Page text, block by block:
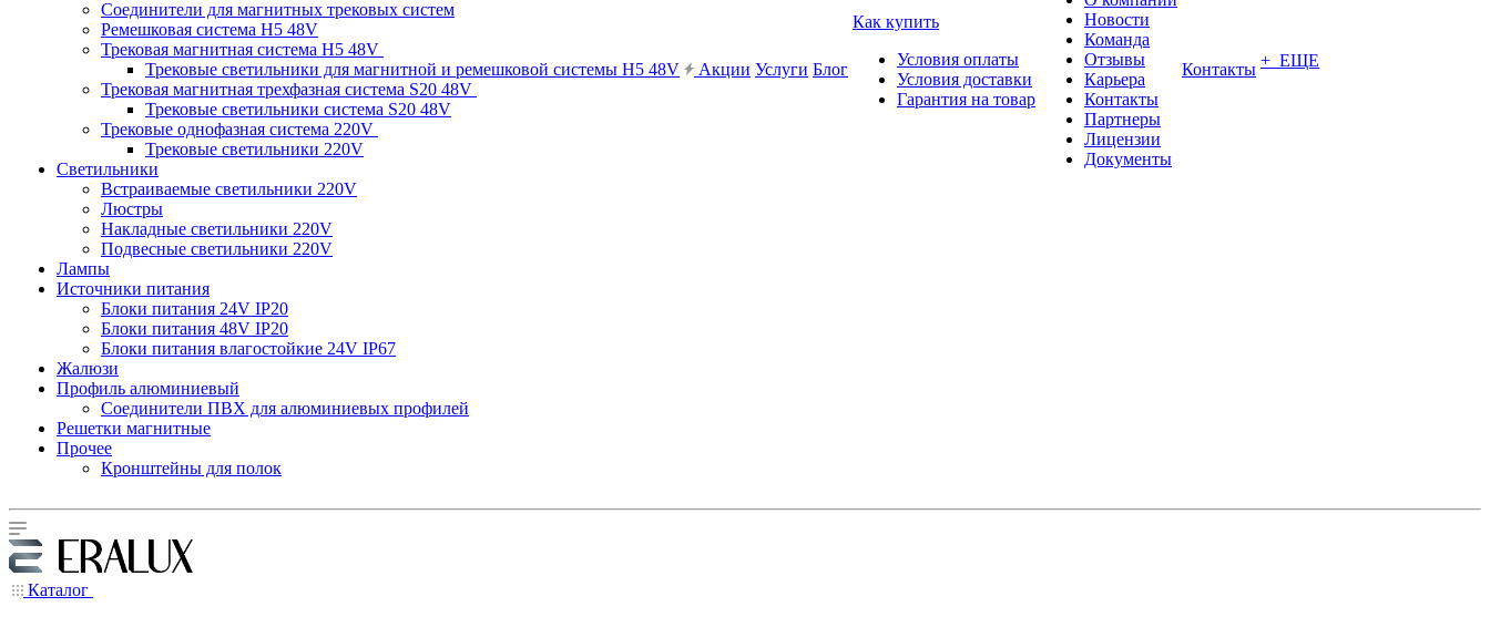
Соединители для магнитных трековых систем
Ремешковая система H5 48V
Трековая магнитная система H5 48V
Трековые светильники для магнитной и ремешковой системы H5 48V
Трековая магнитная трехфазная система S20 48V
Трековые светильники система S20 48V
Трековые однофазная система 220V
Трековые светильники 220V
Светильники
Встраиваемые светильники 220V
Люстры
Накладные светильники 220V
Подвесные светильники 220V
Лампы
Источники питания
Блоки питания 24V IP20
Блоки питания 48V IP20
Блоки питания влагостойкие 24V IP67
Жалюзи
Профиль алюминиевый
Соединители ПВХ для алюминиевых профилей
Решетки магнитные
Прочее
Кронштейны для полок
Акции Услуги Блог
Как купить
Условия оплаты
Условия доставки
Гарантия на товар
Новости
Команда
Отзывы
Карьера
Контакты
Партнеры
Лицензии
Документы
Контакты + ЕЩЕ
Каталог